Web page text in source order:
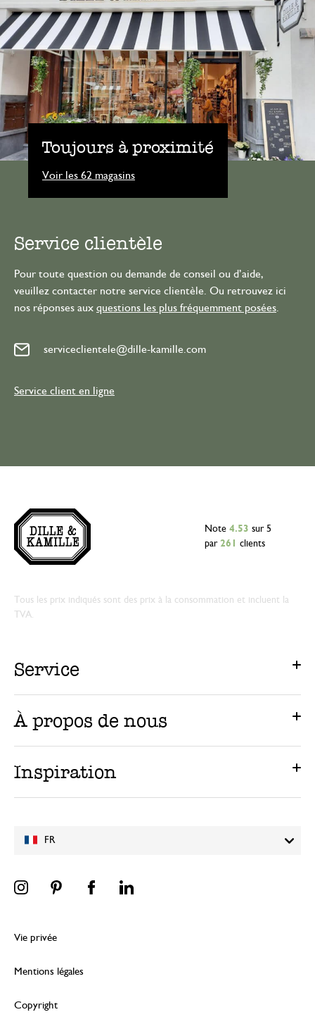
Toujours à proximité
Voir les 62 magasins
Service clientèle
Pour toute question ou demande de conseil ou d’aide,
veuillez contacter notre service clientèle. Ou retrouvez ici
nos réponses aux questions les plus fréquemment posées
serviceclientele@dille-kamille.com
Service client en ligne
FR
Note 4.53 sur 5
par 261 clients
Tous les prix indiqués sont des prix à la consommation et incluent la
TVA.
Service
À propos de nous
Inspiration
Vie privée
Mentions légales
Copyright